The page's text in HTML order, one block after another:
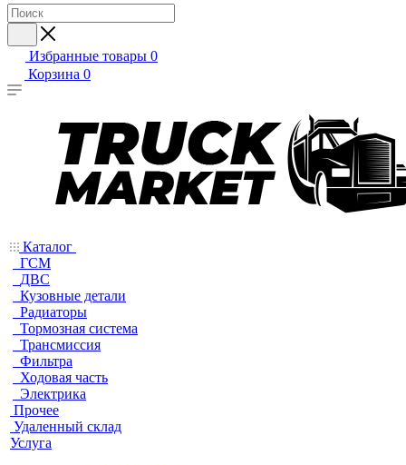
Избранные товары 0
Корзина 0
Каталог
ГСМ
ДВС
Кузовные детали
Радиаторы
Тормозная система
Трансмиссия
Фильтра
Ходовая часть
Электрика
Прочее
Удаленный склад
Услуга